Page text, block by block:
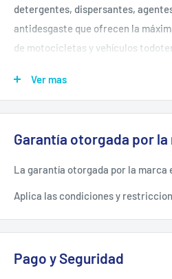
detergentes, dispersantes,
antidesgaste que ofrecen la
de motocicletas y vehículos
Polietileno), uno de los materiales
posibilidad de reutilización.
uso y desechándola por separado
CUALIDADES.
Ver mas
Garantía otorgada por
La garantía otorgada por la marca
Aplica las condiciones y
Pago y Seguridad